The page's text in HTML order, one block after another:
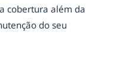
cobertura além da
do seu